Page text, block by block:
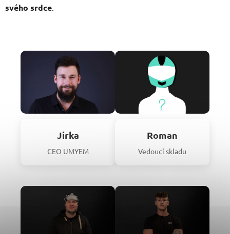
svého srdce.
Jirka
CEO UMYEM
Roman
Vedoucí skladu